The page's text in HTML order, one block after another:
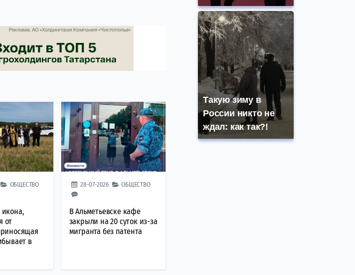
ОБЩЕСТВО
икона,
от
в
28-07-2026 ОБЩЕСТВО
В Альметьевске кафе
закрыли на 20 суток из-за
мигранта без патента
Такую зиму в
России никто не
ждал: как так?!